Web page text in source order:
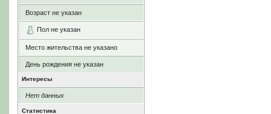
Возраст не указан
Пол не указан
Место жительства не указано
День рождения не указан
Интересы
Нет данных
Статистика